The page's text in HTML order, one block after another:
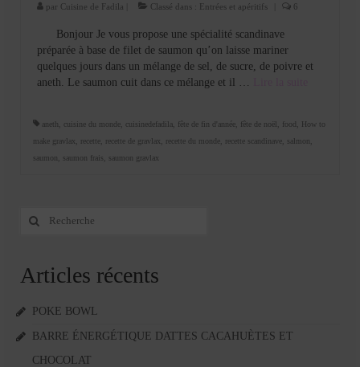
par Cuisine de Fadila Classé dans : Entrées et apéritifs 6
Bonjour Je vous propose une spécialité scandinave
préparée à base de filet de saumon qu’on laisse mariner
quelques jours dans un mélange de sel, de sucre, de poivre et
aneth. Le saumon cuit dans ce mélange et il …
aneth cuisine du monde cuisinedefadila fête de fin d'année fête de noël food
How to
make gravlax
recette recette de gravlax recette du monde recette scandinave salmon
saumon
saumon frais saumon gravlax
Rechercher
Articles récents
POKE BOWL
BARRE ÉNERGÉTIQUE DATTES CACAHUÈTES ET
CHOCOLAT